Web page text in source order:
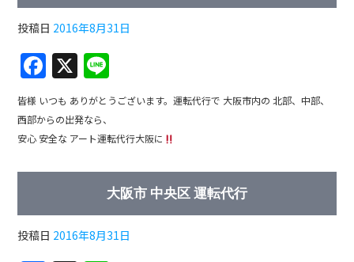
o
o
k
投稿日 2016年8月31日
F
a
c
e
b
o
k
X
n
e
皆様 いつも ありがとうございます。運転代行で 大阪市内の 北部、中部、
西部からの出発なら、
安心 安全な アート運転代行大阪に
大阪市 中央区 運転代行
投稿日 2016年8月31日